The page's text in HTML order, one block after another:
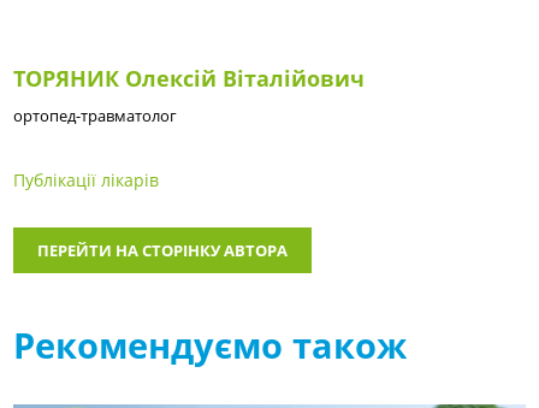
ТОРЯНИК Олексій Віталійович
ортопед-травматолог
Публікації лікарів
ПЕРЕЙТИ НА СТОРІНКУ АВТОРА
Рекомендуємо також